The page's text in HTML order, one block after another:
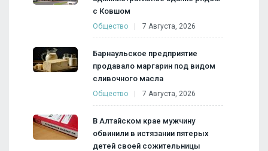
с Ковшом
Общество 7 Августа, 2026
Барнаульское предприятие
продавало маргарин под видом
сливочного масла
Общество 7 Августа, 2026
В Алтайском крае мужчину
обвинили в истязании пятерых
детей своей сожительницы